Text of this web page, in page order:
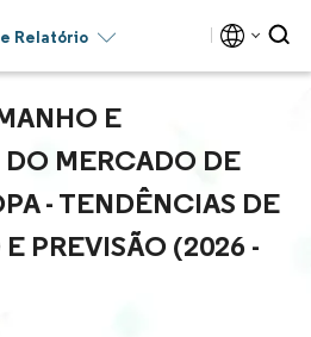
Relatório
E
MERCADO DE
- TENDÊNCIAS DE
PREVISÃO (2026 -